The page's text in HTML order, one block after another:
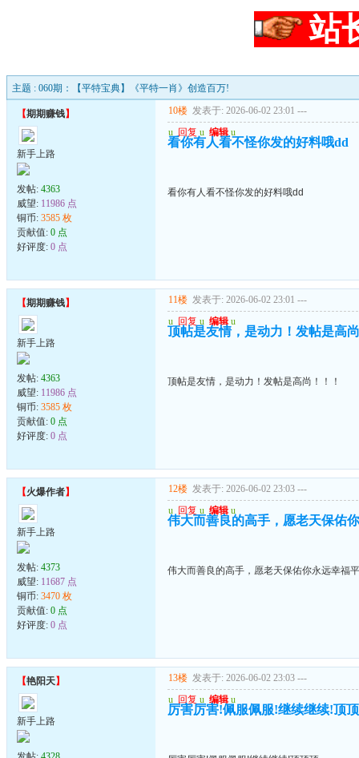
站
主题 : 060期：【平特宝典】《平特一肖》创造百万!
【期期赚钱】
新手上路
发帖: 4363
威望: 11986 点
铜币: 3585 枚
贡献值: 0 点
好评度: 0 点
10楼 发表于: 2026-06-02 23:01 ---
u 回复 u 编辑 u
看你有人看不怪你发的好料哦dd
看你有人看不怪你发的好料哦dd
【期期赚钱】
新手上路
发帖: 4363
威望: 11986 点
铜币: 3585 枚
贡献值: 0 点
好评度: 0 点
11楼 发表于: 2026-06-02 23:01 ---
u 回复 u 编辑 u
顶帖是友情，是动力！发帖是高
顶帖是友情，是动力！发帖是高尚！！！
【火爆作者】
新手上路
发帖: 4373
威望: 11687 点
铜币: 3470 枚
贡献值: 0 点
好评度: 0 点
12楼 发表于: 2026-06-02 23:03 ---
u 回复 u 编辑 u
伟大而善良的高手，愿老天保佑
伟大而善良的高手，愿老天保佑你永远幸福
【艳阳天】
新手上路
13楼 发表于: 2026-06-02 23:03 ---
u 回复 u 编辑 u
厉害厉害!佩服佩服!继续继续!顶